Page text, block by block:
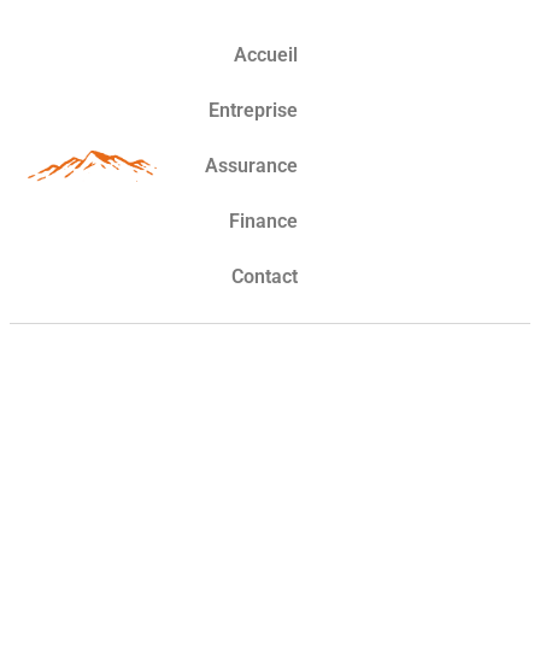
Accueil
Entreprise
Assurance
Finance
Contact